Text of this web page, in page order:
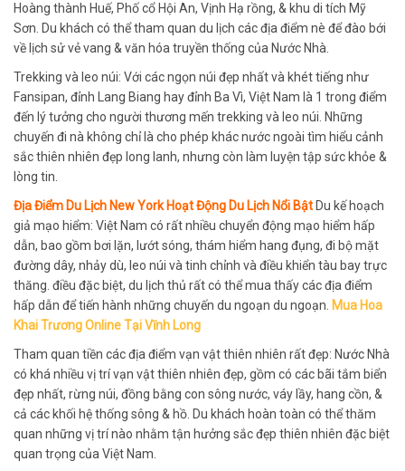
Hoàng thành Huế, Phố cổ Hội An, Vịnh Hạ rồng, & khu di tích Mỹ
Sơn. Du khách có thể tham quan du lịch các địa điểm nè để đào bới
về lịch sử vẻ vang & văn hóa truyền thống của Nước Nhà.
Trekking và leo núi: Với các ngọn núi đẹp nhất và khét tiếng như
Fansipan, đỉnh Lang Biang hay đỉnh Ba Vì, Việt Nam là 1 trong điểm
đến lý tưởng cho người thương mến trekking và leo núi. Những
chuyến đi nà không chỉ là cho phép khác nước ngoài tìm hiểu cảnh
sắc thiên nhiên đẹp long lanh, nhưng còn làm luyện tập sức khỏe &
lòng tin.
Địa Điểm Du Lịch New York Hoạt Động Du Lịch Nổi Bật Du kế hoạch
giả mạo hiểm: Việt Nam có rất nhiều chuyển động mạo hiểm hấp
dẫn, bao gồm bơi lặn, lướt sóng, thám hiểm hang đụng, đi bộ mặt
đường dây, nhảy dù, leo núi và tinh chỉnh và điều khiển tàu bay trực
thăng. điều đặc biệt, du lịch thủ rất có thể mua thấy các địa điểm
hấp dẫn để tiến hành những chuyến du ngoạn du ngoạn. Mua Hoa
Khai Trương Online Tại Vĩnh Long
Tham quan tiền các địa điểm vạn vật thiên nhiên rất đẹp: Nước Nhà
có khá nhiều vị trí vạn vật thiên nhiên đẹp, gồm có các bãi tắm biển
đẹp nhất, rừng núi, đồng bằng con sông nước, váy lầy, hang cồn, &
cả các khối hệ thống sông & hồ. Du khách hoàn toàn có thể thăm
quan những vị trí nào nhằm tận hưởng sắc đẹp thiên nhiên đặc biệt
quan trọng của Việt Nam.